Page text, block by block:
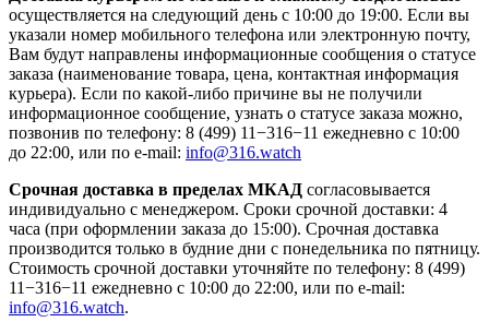
осуществляется на следующий день с 10:00 до 19:00. Если вы
указали номер мобильного телефона или электронную почту,
Вам будут направлены информационные сообщения о статусе
заказа (наименование товара, цена, контактная информация
курьера). Если по какой-либо причине вы не получили
информационное сообщение, узнать о статусе заказа можно,
позвонив по телефону: 8 (499) 11−316−11 ежедневно с 10:00
до 22:00, или по e-mail: info@316.watch
Срочная доставка в пределах МКАД согласовывается
индивидуально с менеджером. Сроки срочной доставки: 4
часа (при оформлении заказа до 15:00). Срочная доставка
производится только в будние дни с понедельника по пятницу.
Стоимость срочной доставки уточняйте по телефону: 8 (499)
11−316−11 ежедневно с 10:00 до 22:00, или по e-mail:
info@316.watch.